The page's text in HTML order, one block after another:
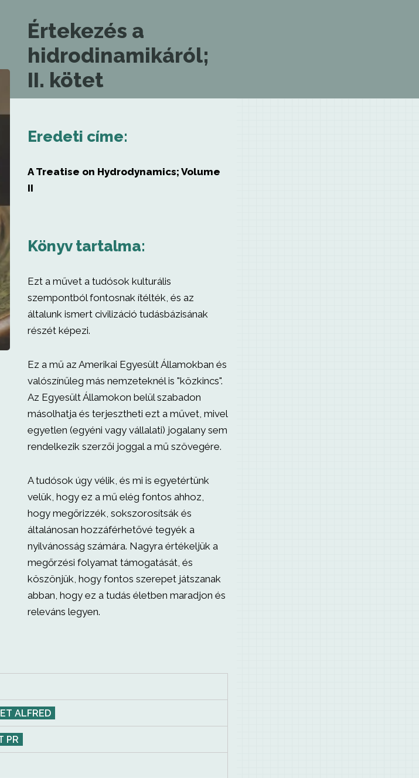
Értekezés a
hidrodinamikáról;
II. kötet
Eredeti címe:
A Treatise on Hydrodynamics; Volume
II
Könyv tartalma:
Ezt a művet a tudósok kulturális
szempontból fontosnak ítélték, és az
általunk ismert civilizáció tudásbázisának
részét képezi.
Ez a mű az Amerikai Egyesült Államokban és
valószínűleg más nemzeteknél is "közkincs".
Az Egyesült Államokon belül szabadon
másolhatja és terjesztheti ezt a művet, mivel
egyetlen (egyéni vagy vállalati) jogalany sem
rendelkezik szerzői joggal a mű szövegére.
A tudósok úgy vélik, és mi is egyetértünk
velük, hogy ez a mű elég fontos ahhoz,
hogy megőrizzék, sokszorosítsák és
általánosan hozzáférhetővé tegyék a
nyilvánosság számára. Nagyra értékeljük a
megőrzési folyamat támogatását, és
köszönjük, hogy fontos szerepet játszanak
abban, hogy ez a tudás életben maradjon és
releváns legyen.
ALFRED
PR